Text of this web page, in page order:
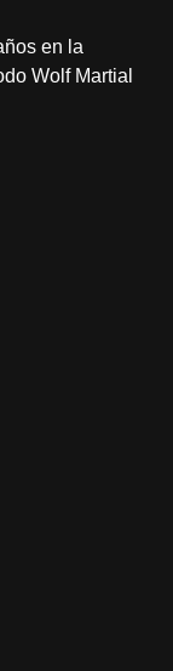
en la
Wolf Martial